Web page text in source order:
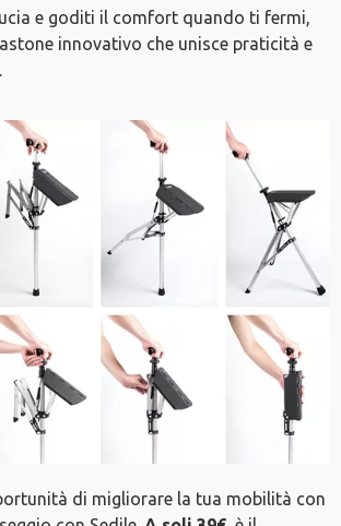
e goditi il comfort quando ti fermi,
innovativo che unisce praticità e
di migliorare la tua mobilità con